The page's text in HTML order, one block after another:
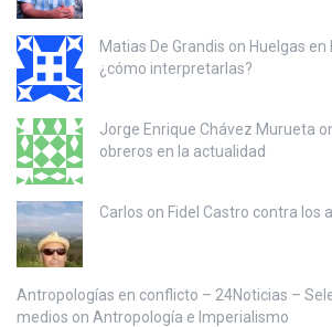
Matias De Grandis on Huelgas en
¿cómo interpretarlas?
Jorge Enrique Chávez Murueta
obreros en la actualidad
Carlos on Fidel Castro contra los
Antropologías en conflicto – 24Noticias –
medios on Antropología e Imperialismo